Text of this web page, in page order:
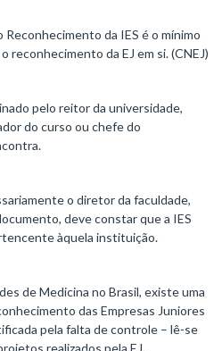
da IES é o mínimo
reconhecimento da EJ em si. (CNEJ)
pelo reitor da universidade,
do curso ou chefe do
o diretor da faculdade,
deve constar que a IES
àquela instituição.
de Medicina no Brasil, existe uma
das Empresas Juniores
pela falta de controle – lê-se